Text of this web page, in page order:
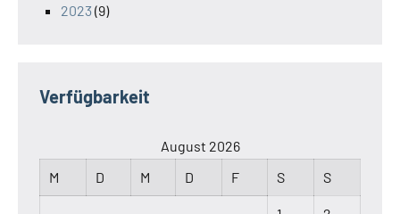
2023(9)
Verfügbarkeit
August 2026
M
D M D F S S